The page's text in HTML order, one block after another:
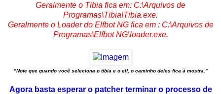
Geralmente o Tibia fica em: C:\Arquivos de
Programas\Tibia\Tibia.exe.
Geralmente o Loader do Elfbot NG fica em : C:\Arquivos de
Programas\Elfbot NG\loader.exe.
"Note que quando você seleciona o tibia e o elf, o caminho deles fica à mostra."
Agora basta esperar o patcher terminar o processo de